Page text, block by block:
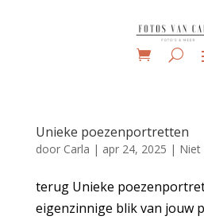
Unieke poezenportretten
door Carla | apr 24, 2025 | Niet
terug Unieke
eigenzinnige blik van jouw